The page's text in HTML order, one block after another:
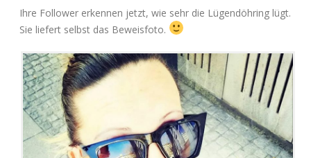
Ihre Fol­lower erken­nen jetzt, wie sehr die Lügen­döh­ring lügt.
Sie lie­fert selbst das Beweisfoto.